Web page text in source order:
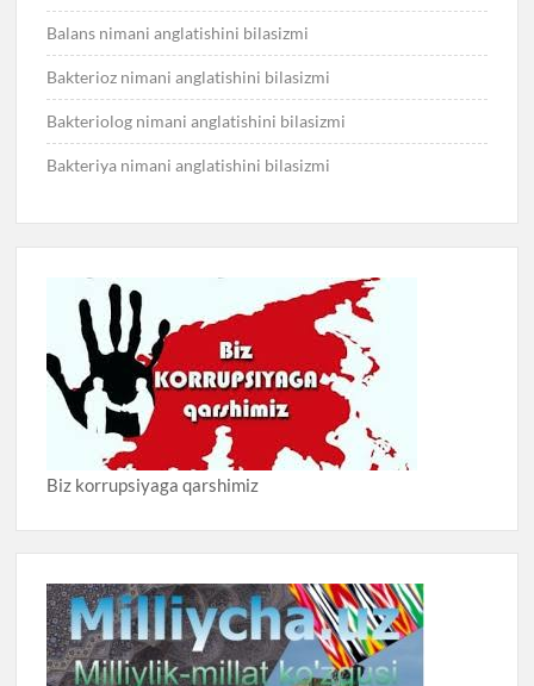
Balans nimani anglatishini bilasizmi
Bakterioz nimani anglatishini bilasizmi
Bakteriolog nimani anglatishini bilasizmi
Bakteriya nimani anglatishini bilasizmi
Biz korrupsiyaga qarshimiz